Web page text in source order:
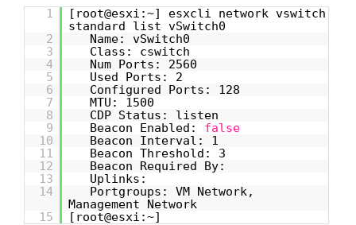
1
[root@esxi:~] esxcli network vswitch
standard list vSwitch0
2
Name: vSwitch0
3
Class: cswitch
4
Num Ports: 2560
5
Used Ports: 2
6
Configured Ports: 128
7
MTU: 1500
8
CDP Status: listen
9
Beacon Enabled: false
10
Beacon Interval: 1
11
Beacon Threshold: 3
12
Beacon Required By:
13
Uplinks:
14
Portgroups: VM Network,
Management Network
15
[root@esxi:~]